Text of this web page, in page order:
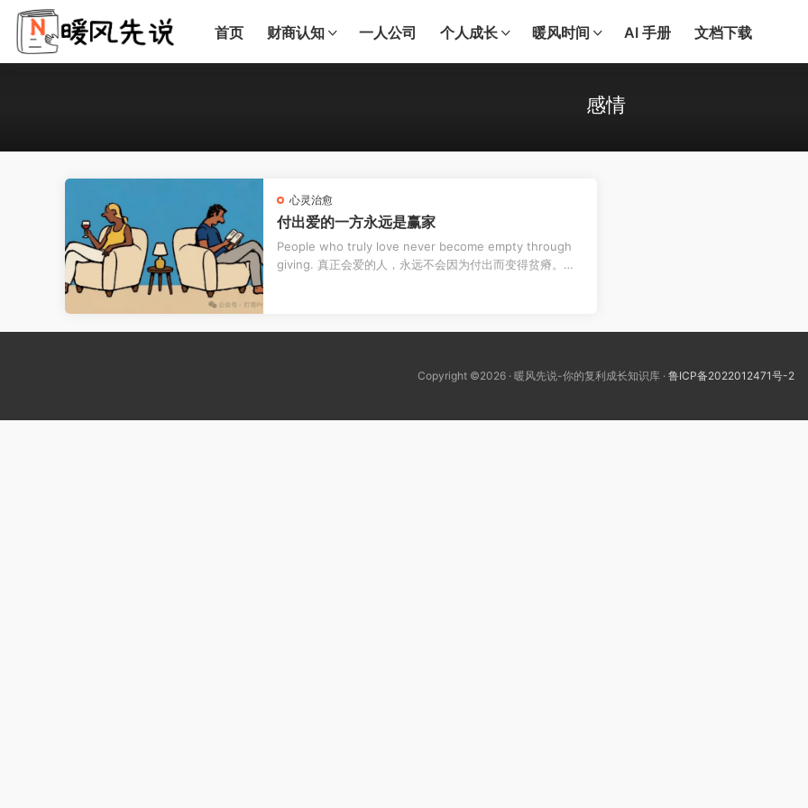
首页 财商认知 一人公司 个人成长 暖风时间 AI 手册 文档下载
感情
心灵治愈
付出爱的一方永远是赢家
People who truly love never become empty through
giving. 真正会爱的人，永远不会因为付出而变得贫瘠。
Copyright ©2026 · 暖风先说-你的复利成长知识库 · 鲁ICP备2022012471号-2